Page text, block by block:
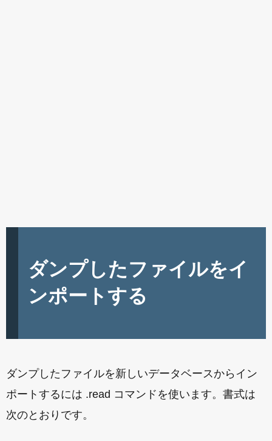
ダンプしたファイルをイ
ンポートする
ダンプしたファイルを新しいデータベースからイン
ポートするには .read コマンドを使います。書式は
次のとおりです。